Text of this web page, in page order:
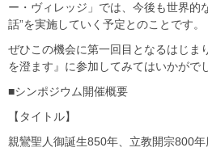
ー・ヴィレッジ」では、今後も世界的
話”を実施していく予定とのことです。
ぜひこの機会に第一回目となるはじま
を澄ます』に参加してみてはいかがで
■シンポジウム開催概要
【タイトル】
親鸞聖人御誕生850年、立教開宗800